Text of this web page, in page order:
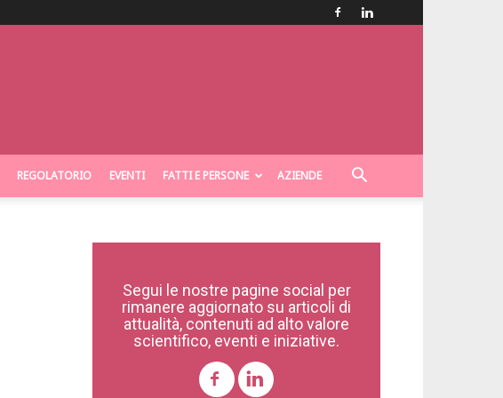
REGOLATORIO EVENTI FATTI E PERSONE AZIENDE
Segui le nostre pagine social per
rimanere aggiornato su articoli di
attualità, contenuti ad alto valore
scientifico, eventi e iniziative.